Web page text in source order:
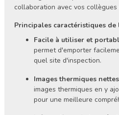
collaboration avec vos collègues
Principales caractéristiques de
Facile à utiliser et
permet d'emporter
quel site d'inspection.
Images thermiques
images thermiques en y
pour une meilleure